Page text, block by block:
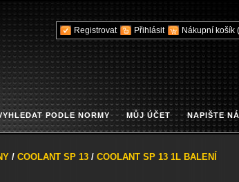
Registrovat Přihlásit Nákupní košík
PODLE NORMY MŮJ ÚČET NAPIŠTE
/ COOLANT SP 13 / COOLANT SP 13 1L BALENÍ